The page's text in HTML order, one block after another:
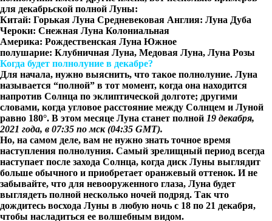
для декабрьской полной Луны:
Китай: Горькая Луна Средневековая Англия: Луна Дуба
Чероки: Снежная Луна Колониальная
Америка: Рождественская Луна Южное
полушарие: Клубничная Луна, Медовая Луна, Луна Розы
Когда будет полнолуние в декабре?
Для начала, нужно выяснить, что такое полнолуние. Луна
называется “полной” в тот момент, когда она находится
напротив Солнца по эклиптической долготе; другими
словами, когда угловое расстояние между Солнцем и Луной
равно 180°. В этом месяце Луна станет полной 19 декабря,
2021 года, в 07:35 по мск (04:35 GMT).
Но, на самом деле, вам не нужно знать точное время
наступления полнолуния. Самый зрелищный период всегда
наступает после захода Солнца, когда диск Луны выглядит
больше обычного и приобретает оранжевый оттенок. И не
забывайте, что для невооруженного глаза, Луна будет
выглядеть полной несколько ночей подряд. Так что
дождитесь восхода Луны в любую ночь с 18 по 21 декабря,
чтобы насладиться ее волшебным видом.